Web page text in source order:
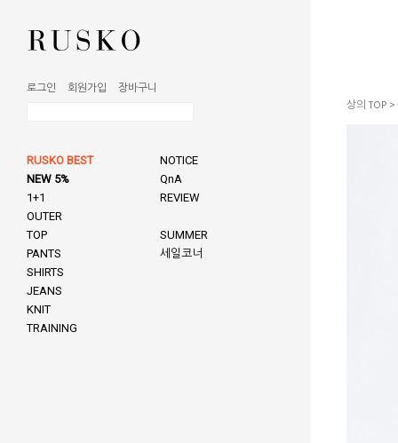
로그인 회원가입 장바구니
RUSKO BEST
NEW 5%
1+1
OUTER
TOP
PANTS
SHIRTS
JEANS
KNIT
TRAINING
NOTICE
QnA
REVIEW
SUMMER
세일코너
상의 TOP >